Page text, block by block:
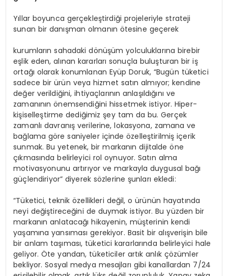
Yıllar boyunca gerçekleştirdiği projeleriyle strateji
sunan bir danışman olmanın ötesine geçerek
kurumların sahadaki dönüşüm yolculuklarına birebir
eşlik eden, alınan kararları sonuçla buluşturan bir iş
ortağı olarak konumlanan Eyüp Doruk, “Bugün tüketici
sadece bir ürün veya hizmet satın almıyor; kendine
değer verildiğini, ihtiyaçlarının anlaşıldığını ve
zamanının önemsendiğini hissetmek istiyor. Hiper-
kişiselleştirme dediğimiz şey tam da bu. Gerçek
zamanlı davranış verilerine, lokasyona, zamana ve
bağlama göre saniyeler içinde özelleştirilmiş içerik
sunmak. Bu yetenek, bir markanın dijitalde öne
çıkmasında belirleyici rol oynuyor. Satın alma
motivasyonunu artırıyor ve markayla duygusal bağı
güçlendiriyor” diyerek sözlerine şunları ekledi:
“Tüketici, teknik özellikleri değil, o ürünün hayatında
neyi değiştireceğini de duymak istiyor. Bu yüzden bir
markanın anlatacağı hikayenin, müşterinin kendi
yaşamına yansıması gerekiyor. Basit bir alışverişin bile
bir anlam taşıması, tüketici kararlarında belirleyici hale
geliyor. Öte yandan, tüketiciler artık anlık çözümler
bekliyor. Sosyal medya mesajları gibi kanallardan 7/24